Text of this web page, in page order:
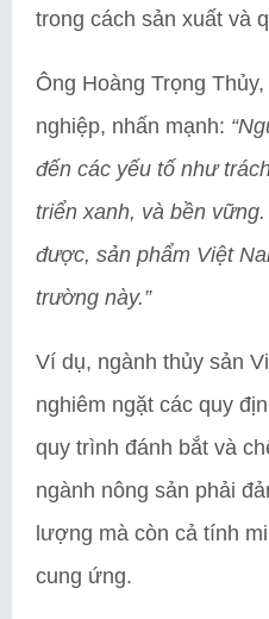
trong cách sản xuất và
Ông Hoàng Trọng
nghiệp, nhấn mạnh:
đến các yếu tố như
triển xanh, và bền
được, sản phẩm Việt
trường này.”
Ví dụ, ngành thủy sản
nghiêm ngặt các quy
quy trình đánh bắt và
ngành nông sản phải
lượng mà còn cả tính
cung ứng.